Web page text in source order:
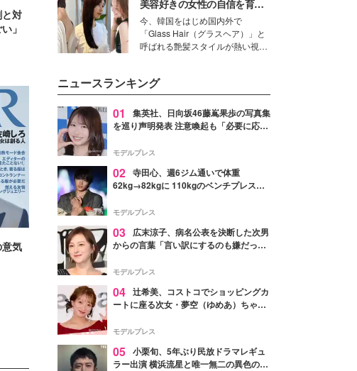
と対
」
気
談をお届け！それぞれの視点か
ら、今作ならではの魅力や予想外
の感動をもたらす奥深いストーリ
ーについて熱く語り合ってもらっ
美容好きの女性の自信を育む
「ヘアケア事情」って？
今、韓国をはじめ国内外で
「Glass Hair（グラスヘア）」と
呼ばれる艶髪スタイルが熱い視線
して、“髪そのものの美しさ”に改
めて注目する人が増えている様
子。今回は、そんな憧れの艶やか
な髪を日常で叶える、美容好きの
ます。
ニュースランキング
01
集英社、日向坂46藤嶌果歩の写真集
を巡り声明発表 注意喚起も「必要に応じ
モデルプレス
02 寺田心、週6ジム通いで体重
62kg→82kgに 110kgのベンチプレス持
「かっこいい」と反響
モデルプレス
03
広末涼子、病名公表を決断した次男
からの言葉「言い訳にするのも嫌だっ
モデルプレス
04 辻希美、コストコでショッピングカ
ートに座る次女・夢空（ゆめあ）ちゃん
ぎ」「成長を感じる」の声
モデルプレス
05 小栗旬、5年ぶり民放ドラマレギュ
ラー出演 横浜流星と唯一無二の異色のバ